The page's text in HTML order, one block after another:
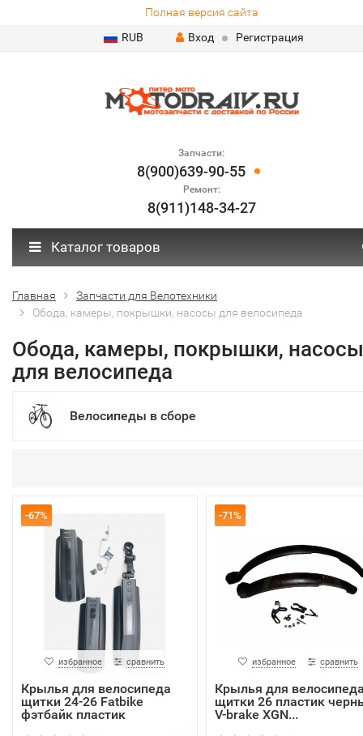
Полная версия сайта
RUB
Вход Регистрация
Запчасти:
8(900)639-90-55
Ремонт:
8(911)148-34-27
Каталог товаров
Главная
Запчасти для Велотехники
Обода, камеры, покрышки, насосы для велосипеда
Обода, камеры, покрышки, насосы
для велосипеда
Велосипеды в сборе
-67%
избранное сравнить
Крылья для велосипеда
щитки 24-26 Fatbike
фэтбайк пластик
-71%
избранное сравнить
Крылья для
щитки 26 пластик
V-brake XGN...